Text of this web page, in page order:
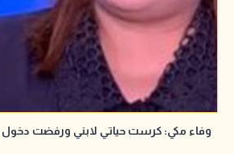
وفاء مكي: كرست حياتي لابني ورفضت دخول